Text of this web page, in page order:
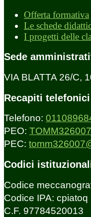
Offerta formativa
Le schede
I progetti delle
Sede
VIA BLATTA 26/C,
Recapiti
Telefono:
PEO:
PEC:
Codici
Codice
Codice IPA: cpiatoq
C.F. 97784520013